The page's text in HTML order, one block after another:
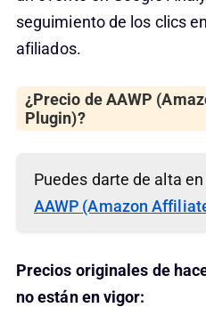
seguimiento de los clics
afiliados.
¿Precio de AAWP
Plugin)?
Puedes darte de alta
AAWP (Amazon
Precios originales de
no están en vigor: